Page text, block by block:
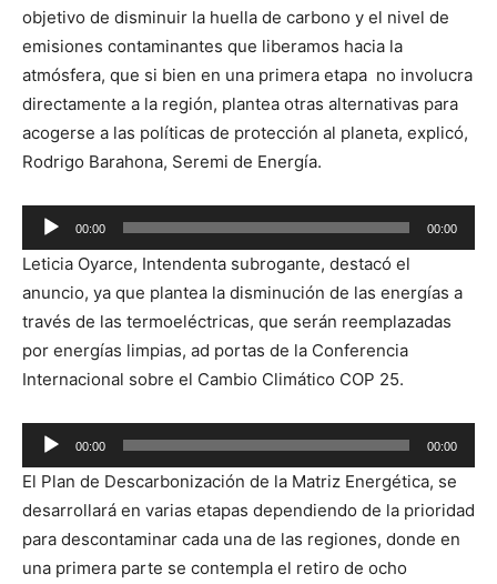
objetivo de disminuir la huella de carbono y el nivel de
emisiones contaminantes que liberamos hacia la
atmósfera, que si bien en una primera etapa no involucra
directamente a la región, plantea otras alternativas para
acogerse a las políticas de protección al planeta, explicó,
Rodrigo Barahona, Seremi de Energía.
Reproductor
de
audio
00:00 00:00
Leticia Oyarce, Intendenta subrogante, destacó el
anuncio, ya que plantea la disminución de las energías a
través de las termoeléctricas, que serán reemplazadas
por energías limpias, ad portas de la Conferencia
Internacional sobre el Cambio Climático COP 25.
Reproductor
de
audio
00:00 00:00
El Plan de Descarbonización de la Matriz Energética, se
desarrollará en varias etapas dependiendo de la prioridad
para descontaminar cada una de las regiones, donde en
una primera parte se contempla el retiro de ocho